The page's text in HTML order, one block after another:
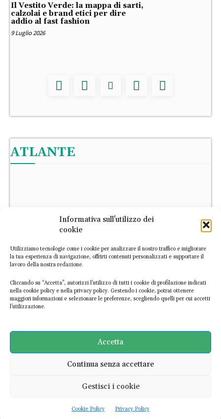
Informativa sull'utilizzo dei
cookie
Utilizziamo tecnologie come i cookie per analizzare il nostro traffico e migliorare
la tua esperienza di navigazione, offrirti contenuti personalizzati e supportare il
lavoro della nostra redazione.
Cliccando su “Accetta”, autorizzi l’utilizzo di tutti i cookie di profilazione indicati
nella cookie policy e nella privacy policy. Gestendo i cookie, potrai ottenere
maggiori informazioni e selezionare le preferenze, scegliendo quelli per cui accetti
l’utilizzazione.
Accetta
Continua senza accettare
Gestisci i cookie
Cookie Policy Privacy Policy
Il Vestito Verde: la mappa di sarti,
calzolai e brand etici per dire
addio al fast fashion
9 Luglio 2026
ATLANTE
digitale dedicata alle imprese italiane circolari. Scopri le
esperienze già mappate osegnalaci nuove realtà!